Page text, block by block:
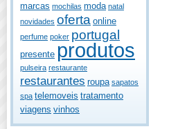
marcas mochilas moda natal
novidades oferta online
perfume poker portugal
presente produtos
pulseira restaurante
restaurantes roupa sapatos
spa telemoveis tratamento
viagens vinhos